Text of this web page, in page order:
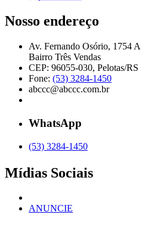
Nosso endereço
Av. Fernando Osório, 1754 A
Bairro Três Vendas
CEP: 96055-030, Pelotas/RS
Fone: (53) 3284-1450
abccc@abccc.com.br
WhatsApp
(53) 3284-1450
Mídias Sociais
ANUNCIE